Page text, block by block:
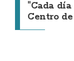
"Cada
Centro